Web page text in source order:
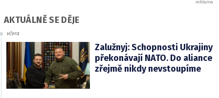
AKTUÁLNĚ SE DĚJE
včera
Zalužnyj: Schopnosti Ukrajiny
překonávají NATO. Do aliance
zřejmě nikdy nevstoupíme